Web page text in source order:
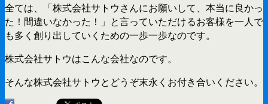
全ては、「株式会社サトウさんにお願いして、本当に良かっ
た！間違いなかった！」と言っていただけるお客様を一人で
も多く創り出していくための一歩一歩なのです。
株式会社サトウはこんな会社なのです。
そんな株式会社サトウとどうぞ末永くお付き合いください。